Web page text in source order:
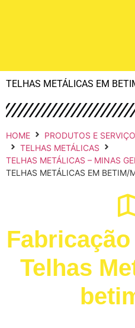
TELHAS METÁLICAS EM
HOME PRODUTOS E
TELHAS METÁLICAS
TELHAS METÁLICAS – MINAS
TELHAS METÁLICAS EM BETIM/
Telhas